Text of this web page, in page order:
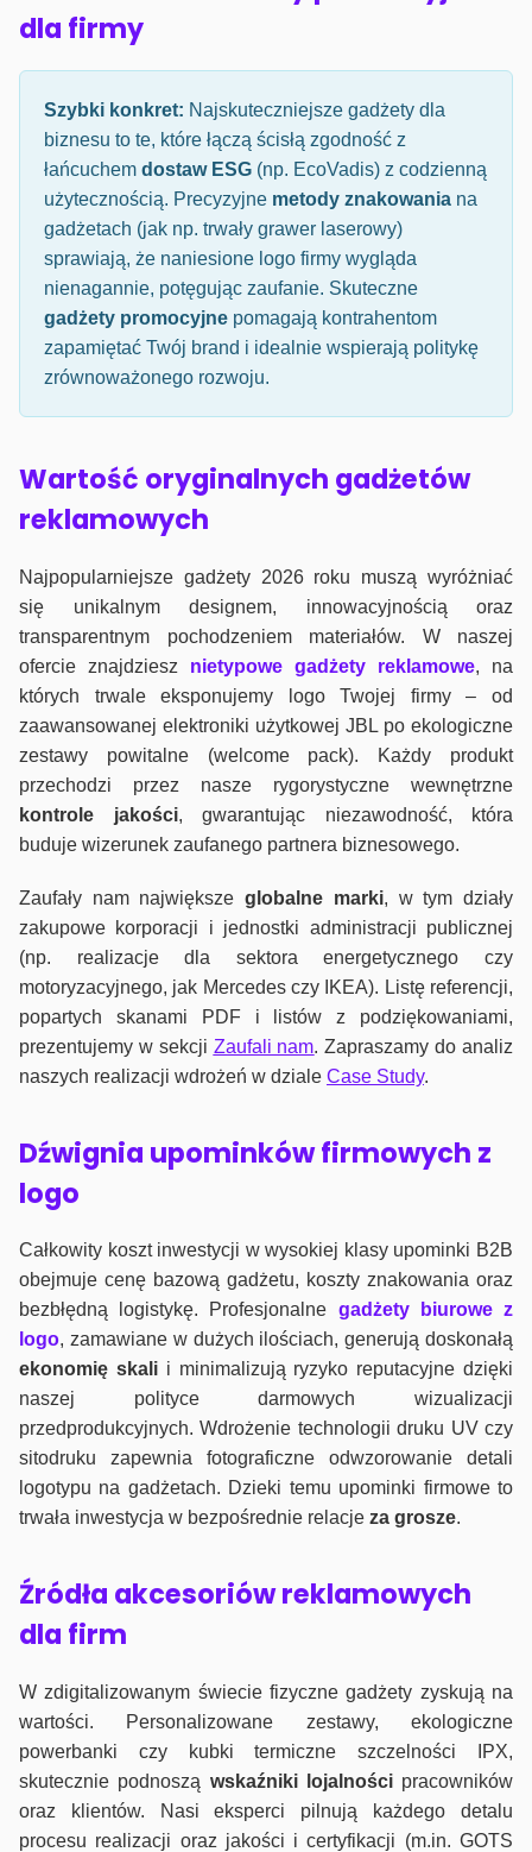
dla firmy
Szybki konkret: Najskuteczniejsze gadżety dla
biznesu to te, które łączą ścisłą zgodność z
łańcuchem dostaw ESG (np. EcoVadis) z codzienną
użytecznością. Precyzyjne metody znakowania na
gadżetach (jak np. trwały grawer laserowy)
sprawiają, że naniesione logo firmy wygląda
nienagannie, potęgując zaufanie. Skuteczne
gadżety promocyjne pomagają kontrahentom
zapamiętać Twój brand i idealnie wspierają politykę
zrównoważonego rozwoju.
Wartość oryginalnych gadżetów
reklamowych
Najpopularniejsze gadżety 2026 roku muszą wyróżniać
się unikalnym designem, innowacyjnością oraz
transparentnym pochodzeniem materiałów. W naszej
ofercie znajdziesz nietypowe gadżety reklamowe, na
których trwale eksponujemy logo Twojej firmy – od
zaawansowanej elektroniki użytkowej JBL po ekologiczne
zestawy powitalne (welcome pack). Każdy produkt
przechodzi przez nasze rygorystyczne wewnętrzne
kontrole jakości, gwarantując niezawodność, która
buduje wizerunek zaufanego partnera biznesowego.
Zaufały nam największeglobalne marki, w tym działy
zakupowe korporacji i jednostki administracji publicznej
(np. realizacje dla sektora energetycznego czy
motoryzacyjnego, jak Mercedes czy IKEA). Listę referencji,
popartych skanami PDF i listów z podziękowaniami,
prezentujemy w sekcji Zaufali nam. Zapraszamy do analiz
naszych realizacji wdrożeń w dziale Case Study.
Dźwignia upominków firmowych z
logo
Całkowity koszt inwestycji w wysokiej klasy upominki B2B
obejmuje cenę bazową gadżetu, koszty znakowania oraz
bezbłędną logistykę. Profesjonalne gadżety biurowe z
logo, zamawiane w dużych ilościach, generują doskonałą
ekonomię skalii minimalizują ryzyko reputacyjne dzięki
naszej polityce darmowych wizualizacji
przedprodukcyjnych. Wdrożenie technologii druku UV czy
sitodruku zapewnia fotograficzne odwzorowanie detali
logotypu na gadżetach. Dzieki temu upominki firmowe to
trwała inwestycja w bezpośrednie relacje za grosze.
Źródła akcesoriów reklamowych
dla firm
W zdigitalizowanym świecie fizyczne gadżety zyskują na
wartości. Personalizowane zestawy, ekologiczne
powerbanki czy kubki termiczne szczelności IPX,
skutecznie podnoszą wskaźniki lojalnościpracowników
oraz klientów. Nasi eksperci pilnują każdego detalu
procesu realizacji oraz jakości i certyfikacji (m.in. GOTS